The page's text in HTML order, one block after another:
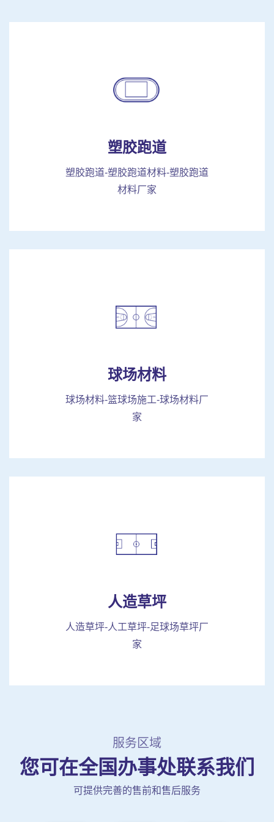
塑胶跑道
塑胶跑道-塑胶跑道材料-塑胶跑道
材料厂家
球场材料
球场材料-篮球场施工-球场材料厂
家
人造草坪
人造草坪-人工草坪-足球场草坪厂
家
服务区域
您可在全国办事处联系我们
可提供完善的售前和售后服务